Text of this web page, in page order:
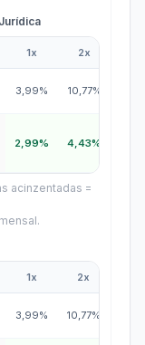
1x 2x
3,99% 10,77%
2,99% 4,43%
acinzentadas =
1x 2x
3,99% 10,77%